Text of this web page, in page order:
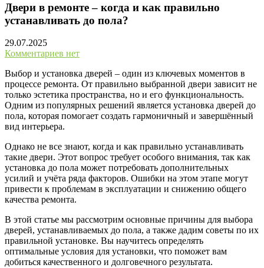
Двери в ремонте – когда и как правильно
устанавливать до пола?
29.07.2025
Комментариев нет
Выбор и установка дверей – один из ключевых моментов в
процессе ремонта. От правильно выбранной двери зависит не
только эстетика пространства, но и его функциональность.
Одним из популярных решений является установка дверей до
пола, которая помогает создать гармоничный и завершённый
вид интерьера.
Однако не все знают, когда и как правильно устанавливать
такие двери. Этот вопрос требует особого внимания, так как
установка до пола может потребовать дополнительных
усилий и учёта ряда факторов. Ошибки на этом этапе могут
привести к проблемам в эксплуатации и снижению общего
качества ремонта.
В этой статье мы рассмотрим основные причины для выбора
дверей, устанавливаемых до пола, а также дадим советы по их
правильной установке. Вы научитесь определять
оптимальные условия для установки, что поможет вам
добиться качественного и долговечного результата.